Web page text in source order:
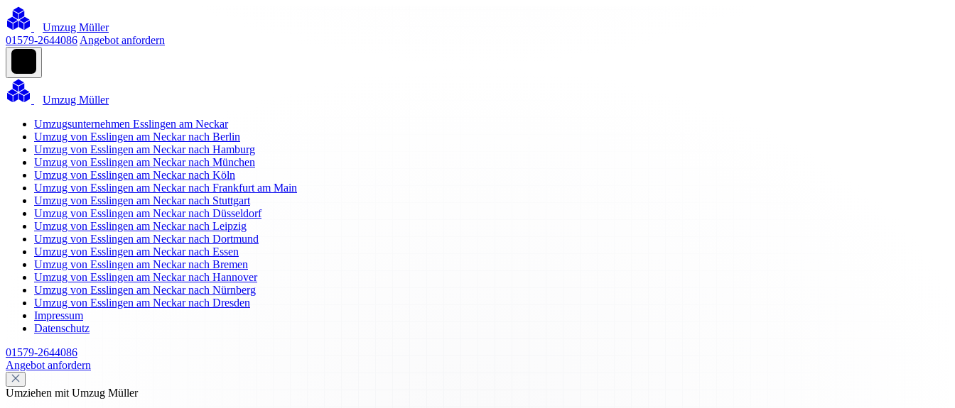
Umzug Müller
01579-2644086 Angebot anfordern
Umzug Müller
Umzugsunternehmen Esslingen am Neckar
Umzug von Esslingen am Neckar nach Berlin
Umzug von Esslingen am Neckar nach Hamburg
Umzug von Esslingen am Neckar nach München
Umzug von Esslingen am Neckar nach Köln
Umzug von Esslingen am Neckar nach Frankfurt am Main
Umzug von Esslingen am Neckar nach Stuttgart
Umzug von Esslingen am Neckar nach Düsseldorf
Umzug von Esslingen am Neckar nach Leipzig
Umzug von Esslingen am Neckar nach Dortmund
Umzug von Esslingen am Neckar nach Essen
Umzug von Esslingen am Neckar nach Bremen
Umzug von Esslingen am Neckar nach Hannover
Umzug von Esslingen am Neckar nach Nürnberg
Umzug von Esslingen am Neckar nach Dresden
Impressum
Datenschutz
01579-2644086
Angebot anfordern
Umziehen mit Umzug Müller